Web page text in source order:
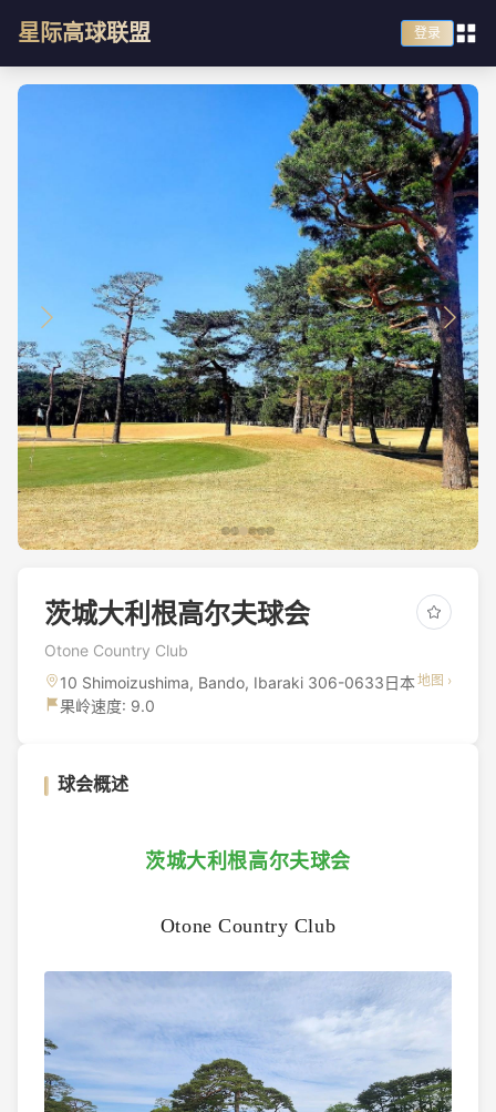
星际高球联盟 登录
茨城大利根高尔夫球会
Otone Country Club
10 Shimoizushima, Bando, Ibaraki 306-0633日本地图 ›
果岭速度: 9.0
球会概述
茨城大利根高尔夫球会
Otone Country Club